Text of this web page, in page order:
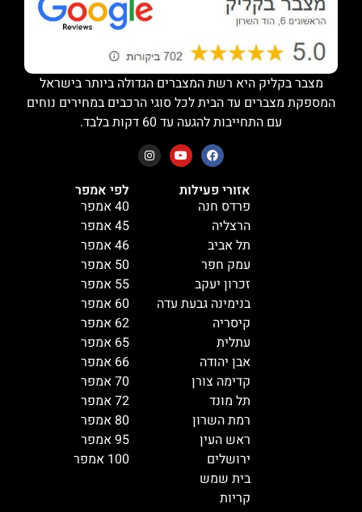
לפי אמפר
40 אמפר
45 אמפר
46 אמפר
50 אמפר
55 אמפר
60 אמפר
62 אמפר
65 אמפר
66 אמפר
70 אמפר
72 אמפר
80 אמפר
95 אמפר
100 אמפר
אזורי פעילות
פרדס חנה
הרצליה
תל אביב
עמק חפר
זכרון יעקב
בנימינה גבעת עדה
קיסריה
עתלית
אבן יהודה
קדימה צורן
תל מונד
רמת השרון
ראש העין
ירושלים
בית שמש
קריות
מצבר בקליק היא רשת המצברים הגדולה ביותר בישראל
המספקת מצברים עד הבית לכל סוגי הרכבים במחירים נוחים
עם התחייבות להגעה עד 60 דקות בלבד.